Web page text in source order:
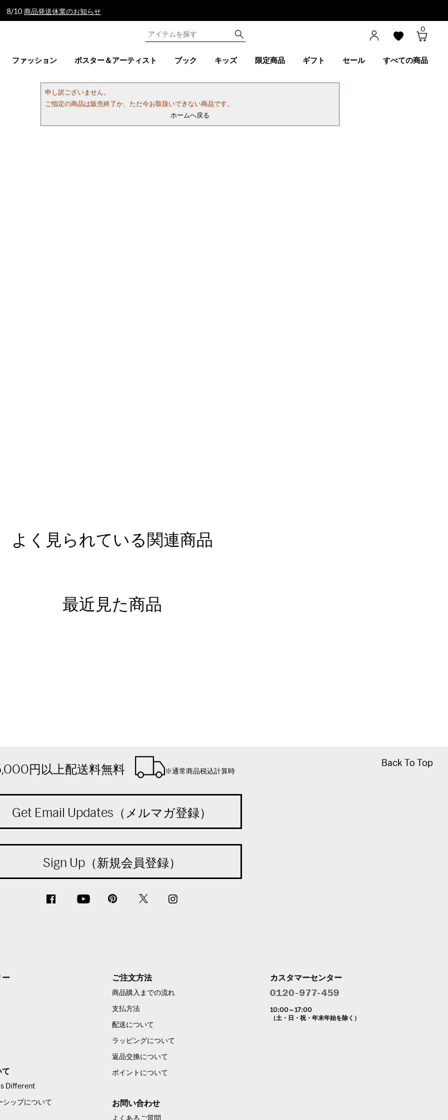
8/10 商品発送休業のお知らせ
0
ファッション ポスター＆アーティスト ブック キッズ 限定商品 ギフト セール すべての商品
申し訳ございません。
ご指定の商品は販売終了か、ただ今お取扱いできない商品です。
ホームへ戻る
よく見られている関連商品
最近見た商品
Back To Top
Back To Top
円以上配送料無料 ※通常商品税込計算時
Get Email Updates（メルマガ登録）
Sign Up（新規会員登録）
ー
て
Different
シップについて
ご注文方法
商品購入までの流れ
支払方法
配送について
ラッピングについて
返品交換について
ポイントについて
お問い合わせ
よくあるご質問
カスタマーセンター
10:00～17:00
（土・日・祝・年末年始を除く）